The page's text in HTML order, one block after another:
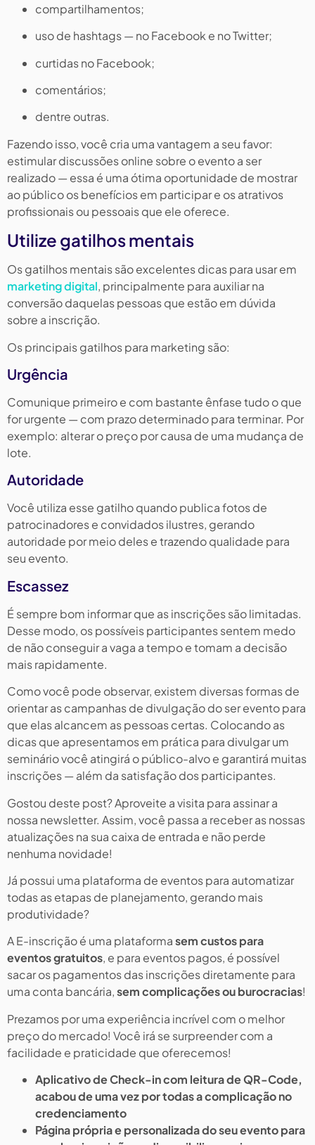
compartilhamentos;
uso de hashtags — no Facebook e no Twitter;
curtidas no Facebook;
comentários;
dentre outras.
Fazendo isso, você cria uma vantagem a seu favor:
estimular discussões online sobre o evento a ser
realizado — essa é uma ótima oportunidade de mostrar
ao público os benefícios em participar e os atrativos
profissionais ou pessoais que ele oferece.
Utilize gatilhos mentais
Os gatilhos mentais são excelentes dicas para usar em
marketing digital, principalmente para auxiliar na
conversão daquelas pessoas que estão em dúvida
sobre a inscrição.
Os principais gatilhos para marketing são:
​Urgência
Comunique primeiro e com bastante ênfase tudo o que
for urgente — com prazo determinado para terminar. Por
exemplo: alterar o preço por causa de uma mudança de
lote.
Autoridade
Você utiliza esse gatilho quando publica fotos de
patrocinadores e convidados ilustres, gerando
autoridade por meio deles e trazendo qualidade para
seu evento.
Escassez
É sempre bom informar que as inscrições são limitadas.
Desse modo, os possíveis participantes sentem medo
de não conseguir a vaga a tempo e tomam a decisão
mais rapidamente.
Como você pode observar, existem diversas formas de
orientar as campanhas de divulgação do ser evento para
que elas alcancem as pessoas certas. Colocando as
dicas que apresentamos em prática para divulgar um
seminário você atingirá o público-alvo e garantirá muitas
inscrições — além da satisfação dos participantes.
Gostou deste post? Aproveite a visita para assinar a
nossa newsletter. Assim, você passa a receber as nossas
atualizações na sua caixa de entrada e não perde
nenhuma novidade!
Já possui uma plataforma de eventos para automatizar
todas as etapas de planejamento, gerando mais
produtividade?
A E-inscrição é uma plataformasem custos para
eventos gratuitos, e para eventos pagos, é possível
sacar os pagamentos das inscrições diretamente para
uma conta bancária,sem complicações ou burocracias!
Prezamos por uma experiência incrível com o melhor
preço do mercado! Você irá se surpreender com a
facilidade e praticidade que oferecemos!
Aplicativo de Check-in com leitura de QR-Code,
acabou de uma vez por todas a complicação no
credenciamento
Página própria e personalizada do seu evento para